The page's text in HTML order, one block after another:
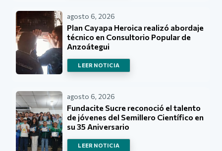
agosto 6, 2026
Plan Cayapa Heroica realizó abordaje
técnico en Consultorio Popular de
Anzoátegui
LEER NOTICIA
agosto 6, 2026
Fundacite Sucre reconoció el talento
de jóvenes del Semillero Científico en
su 35 Aniversario
LEER NOTICIA